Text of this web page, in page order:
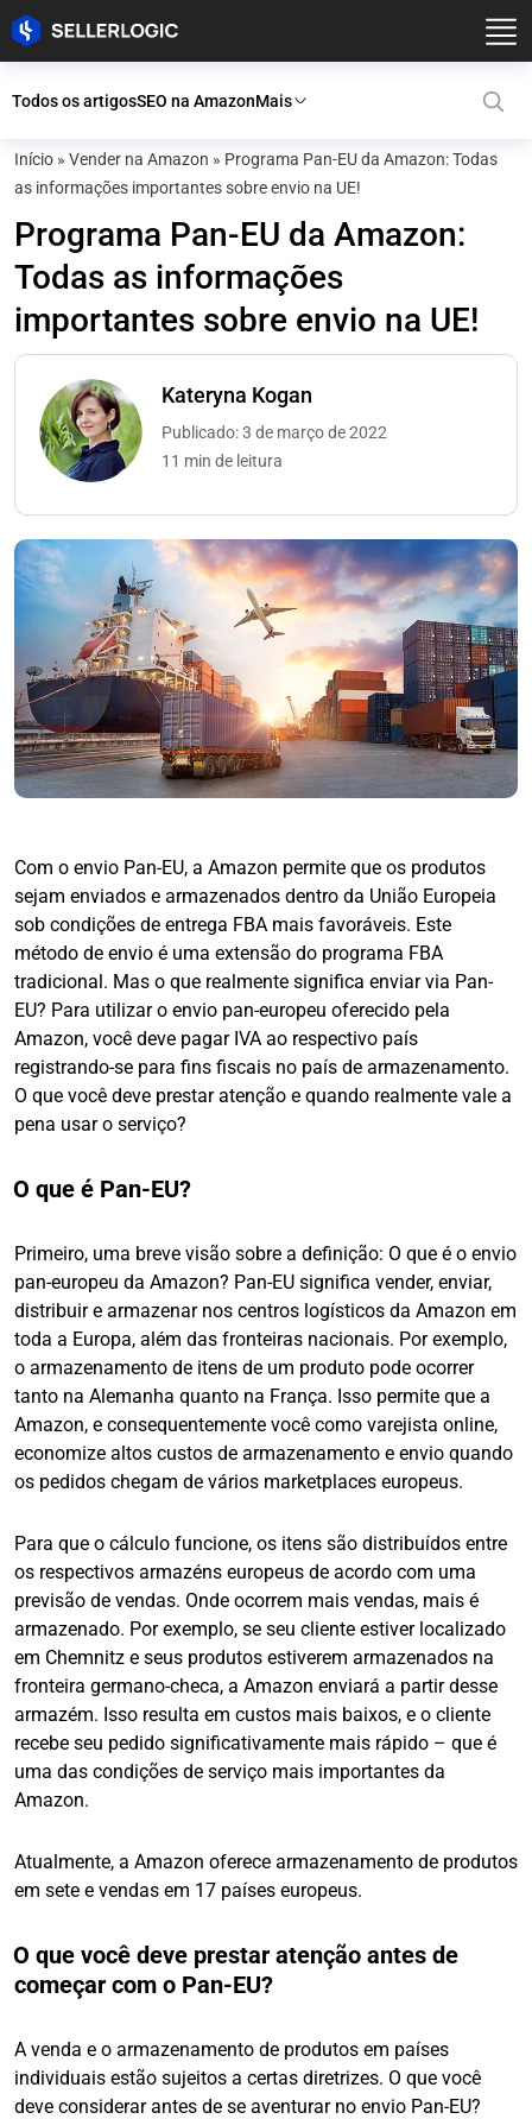
Todos os artigosSEO na AmazonMais
Início » Vender na Amazon » Programa Pan-EU da Amazon: Todas
as informações importantes sobre envio na UE!
Programa Pan-EU da Amazon:
Todas as informações
importantes sobre envio na UE!
Kateryna Kogan
Publicado: 3 de março de 2022
11 min de leitura
Com o envio Pan-EU, a Amazon permite que os produtos
sejam enviados e armazenados dentro da União Europeia
sob condições de entrega FBA mais favoráveis. Este
método de envio é uma extensão do programa FBA
tradicional. Mas o que realmente significa enviar via Pan-
EU? Para utilizar o envio pan-europeu oferecido pela
Amazon, você deve pagar IVA ao respectivo país
registrando-se para fins fiscais no país de armazenamento.
O que você deve prestar atenção e quando realmente vale a
pena usar o serviço?
O que é Pan-EU?
Primeiro, uma breve visão sobre a definição: O que é o envio
pan-europeu da Amazon? Pan-EU significa vender, enviar,
distribuir e armazenar nos centros logísticos da Amazon em
toda a Europa, além das fronteiras nacionais. Por exemplo,
o armazenamento de itens de um produto pode ocorrer
tanto na Alemanha quanto na França. Isso permite que a
Amazon, e consequentemente você como varejista online,
economize altos custos de armazenamento e envio quando
os pedidos chegam de vários marketplaces europeus.
Para que o cálculo funcione, os itens são distribuídos entre
os respectivos armazéns europeus de acordo com uma
previsão de vendas. Onde ocorrem mais vendas, mais é
armazenado. Por exemplo, se seu cliente estiver localizado
em Chemnitz e seus produtos estiverem armazenados na
fronteira germano-checa, a Amazon enviará a partir desse
armazém. Isso resulta em custos mais baixos, e o cliente
recebe seu pedido significativamente mais rápido – que é
uma das condições de serviço mais importantes da
Amazon.
Atualmente, a Amazon oferece armazenamento de produtos
em sete e vendas em 17 países europeus.
O que você deve prestar atenção antes de
começar com o Pan-EU?
A venda e o armazenamento de produtos em países
individuais estão sujeitos a certas diretrizes. O que você
deve considerar antes de se aventurar no envio Pan-EU?